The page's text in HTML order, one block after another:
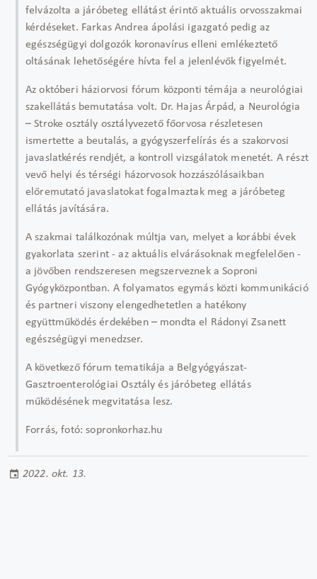
felvázolta a járóbeteg ellátást érintő aktuális orvosszakmai
kérdéseket. Farkas Andrea ápolási igazgató pedig az
egészségügyi dolgozók koronavírus elleni emlékeztető
oltásának lehetőségére hívta fel a jelenlévők figyelmét.
Az októberi háziorvosi fórum központi témája a neurológiai
szakellátás bemutatása volt. Dr. Hajas Árpád, a Neurológia
– Stroke osztály osztályvezető főorvosa részletesen
ismertette a beutalás, a gyógyszerfelírás és a szakorvosi
javaslatkérés rendjét, a kontroll vizsgálatok menetét. A részt
vevő helyi és térségi házorvosok hozzászólásaikban
előremutató javaslatokat fogalmaztak meg a járóbeteg
ellátás javítására.
A szakmai találkozónak múltja van, melyet a korábbi évek
gyakorlata szerint - az aktuális elvárásoknak megfelelően -
a jövőben rendszeresen megszerveznek a Soproni
Gyógyközpontban. A folyamatos egymás közti kommunikáció
és partneri viszony elengedhetetlen a hatékony
együttműködés érdekében – mondta el Rádonyi Zsanett
egészségügyi menedzser.
A következő fórum tematikája a Belgyógyászat-
Gasztroenterológiai Osztály és járóbeteg ellátás
működésének megvitatása lesz.
Forrás, fotó: sopronkorhaz.hu
2022. okt. 13.